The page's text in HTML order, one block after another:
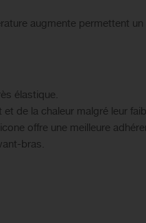
augmente permettent
élastique.
de la chaleur malgré leur
offre une meilleure
bras.